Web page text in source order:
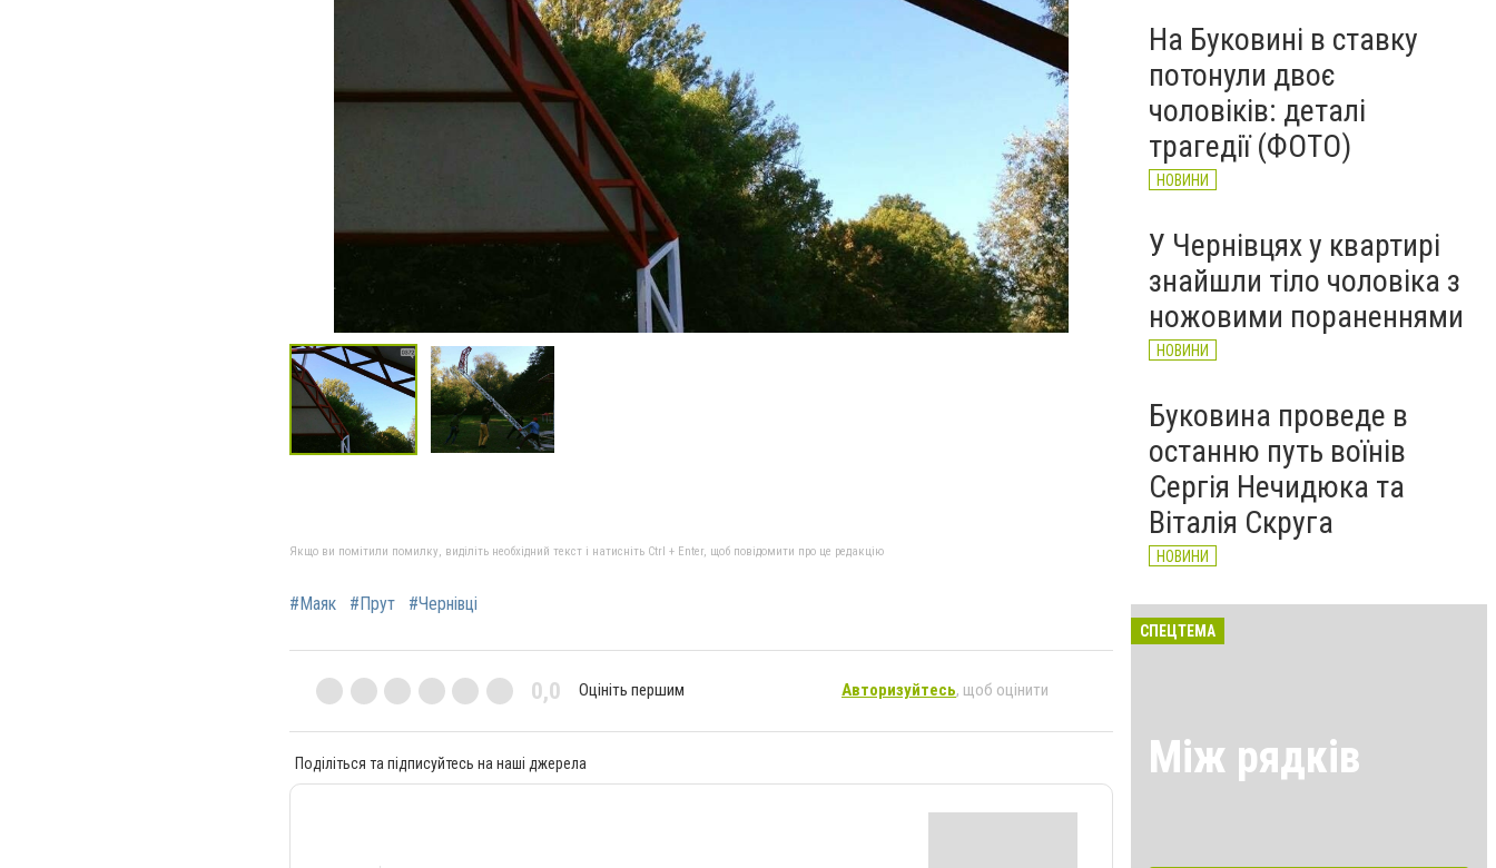
Якщо ви помітили помилку, виділіть необхідний текст і натисніть Ctrl + Enter, щоб повідомити про це редакцію
#Маяк #Прут #Чернівці
0,0 Оцініть першим Авторизуйтесь, щоб оцінити
Поділіться та підписуйтесь на наші джерела
На Буковині в ставку
потонули двоє
чоловіків: деталі
трагедії (ФОТО)
НОВИНИ
У Чернівцях у квартирі
знайшли тіло чоловіка з
ножовими пораненнями
НОВИНИ
Буковина проведе в
останню путь воїнів
Сергія Нечидюка та
Віталія Скруга
НОВИНИ
СПЕЦТЕМА
Між рядків